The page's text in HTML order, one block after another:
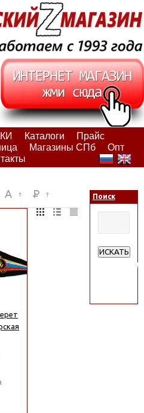
Каталоги
Прайс
Магазины СПб
Опт
Поиск
ИСКАТЬ